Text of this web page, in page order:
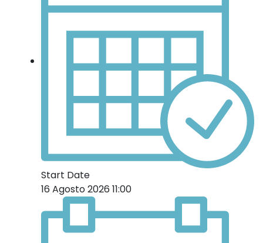
Start Date
16 Agosto 2026 11:00